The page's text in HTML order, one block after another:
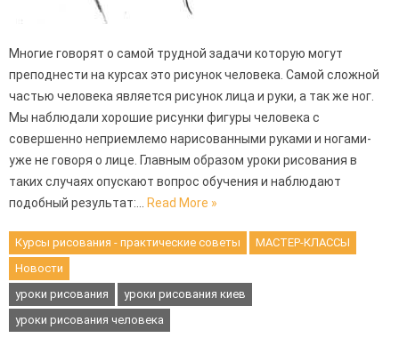
Многие говорят о самой трудной задачи которую могут
преподнести на курсах это рисунок человека. Самой сложной
частью человека является рисунок лица и руки, а так же ног.
Мы наблюдали хорошие рисунки фигуры человека с
совершенно неприемлемо нарисованными руками и ногами-
уже не говоря о лице. Главным образом уроки рисования в
таких случаях опускают вопрос обучения и наблюдают
подобный результат:…
Read More »
Курсы рисования - практические советы
МАСТЕР-КЛАССЫ
Новости
уроки рисования
уроки рисования киев
уроки рисования человека